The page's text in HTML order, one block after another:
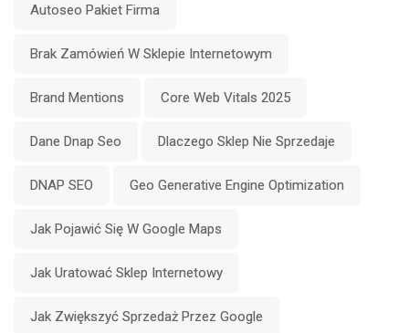
Autoseo Pakiet Firma
Brak Zamówień W Sklepie Internetowym
Brand Mentions Core Web Vitals 2025
Dane Dnap Seo Dlaczego Sklep Nie Sprzedaje
DNAP SEO Geo Generative Engine Optimization
Jak Pojawić Się W Google Maps
Jak Uratować Sklep Internetowy
Jak Zwiększyć Sprzedaż Przez Google